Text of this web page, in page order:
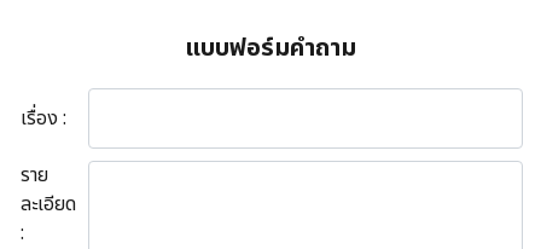
แบบฟอร์มคำถาม
เรื่อง :
ราย
ละเอียด
: